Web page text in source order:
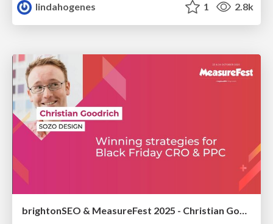
lindahogenes
1 2.8k
brightonSEO & MeasureFest 2025 - Christian Goodrich - Winning strategies for Black Friday CRO & PPC